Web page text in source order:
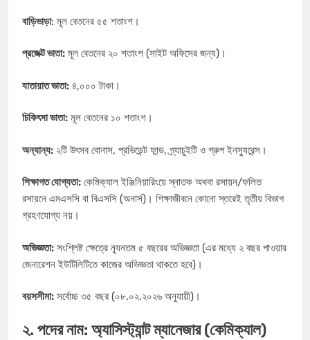
বাড়িভাড়া: মূল বেতনের ৫৫ শতাংশ।
প্রজেক্ট ভাতা: মূল বেতনের ২০ শতাংশ (সাইট অফিসের জন্য)।
যাতায়াত ভাতা: ৪,০০০ টাকা।
চিকিৎসা ভাতা: মূল বেতনের ১০ শতাংশ।
অন্যান্য: ২টি উৎসব বোনাস, প্রভিডেন্ট ফান্ড, গ্র্যাচুইটি ও গ্রুপ ইনস্যুরেন্স।
শিক্ষাগত যোগ্যতা: কেমিক্যাল ইঞ্জিনিয়ারিংয়ে স্নাতক অথবা রসায়ন/ফলিত
রসায়নে এমএসসি বা বিএসসি (অনার্স)। শিক্ষাজীবনে কোনো স্তরেই তৃতীয় বিভাগ
গ্রহণযোগ্য নয়।
অভিজ্ঞতা: সংশ্লিষ্ট ক্ষেত্রে ন্যূনতম ৫ বছরের অভিজ্ঞতা (এর মধ্যে ২ বছর পাওয়ার
জেনারেশন ইউটিলিটিতে কাজের অভিজ্ঞতা থাকতে হবে)।
বয়সসীমা: সর্বোচ্চ ৩৫ বছর (০৮.০২.২০২৬ অনুযায়ী)।
২. পদের নাম: অ্যাসিস্ট্যান্ট ম্যানেজার (কেমিক্যাল)